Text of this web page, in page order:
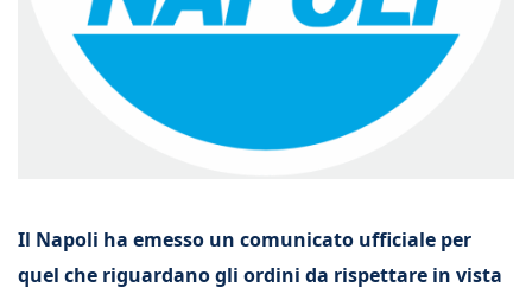
Il Napoli ha emesso un comunicato ufficiale per
quel che riguardano gli ordini da rispettare in vista